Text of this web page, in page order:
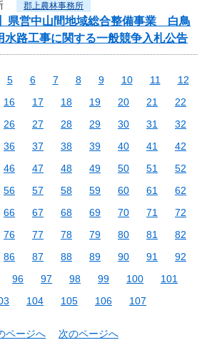
郡上農林事務所
県営中山間地域総合整備事業 白鳥
路工事に関する一般競争入札公告
5 6 7 8 9 10 11
12
16 17 18 19 20 21
22
26 27 28 29 30 31
32
36 37 38 39 40 41
42
46 47 48 49 50 51
52
56 57 58 59 60 61
62
66 67 68 69 70 71
72
76 77 78 79 80 81
82
86 87 88 89 90 91
92
96 97 98 99 100
101
104 105 106 107
ページへ 次のページへ